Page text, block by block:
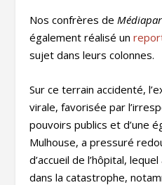
Nos confrères de
également réalisé un
sujet dans leurs colonnes.
Sur ce terrain accidenté,
virale, favorisée par
pouvoirs publics et d’une
Mulhouse, a pressuré
d’accueil de l’hôpital,
dans la catastrophe,